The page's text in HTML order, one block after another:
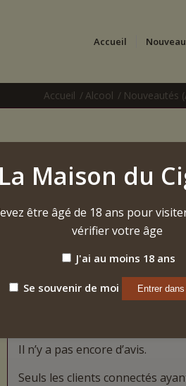
Accueil
Accueil /Alcool / Nouveautés
Bourbon –
Straight
Kentucky Straight Bourbon
Avis (0)
Il n’y a pas encore d’avis.
Seuls les clients connectés
La Maison du
être âgé de 18 ans pour
vérifier votre âge
J'ai au moins 18 ans
Se souvenir de moi